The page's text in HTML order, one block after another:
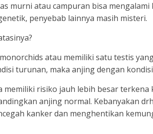
murni atau campuran bisa
penyebab lainnya masih misteri.
atau memiliki satu testis
turunan, maka anjing dengan
memiliki risiko jauh lebih besar
anjing normal. Kebanyakan
kanker dan menghentikan